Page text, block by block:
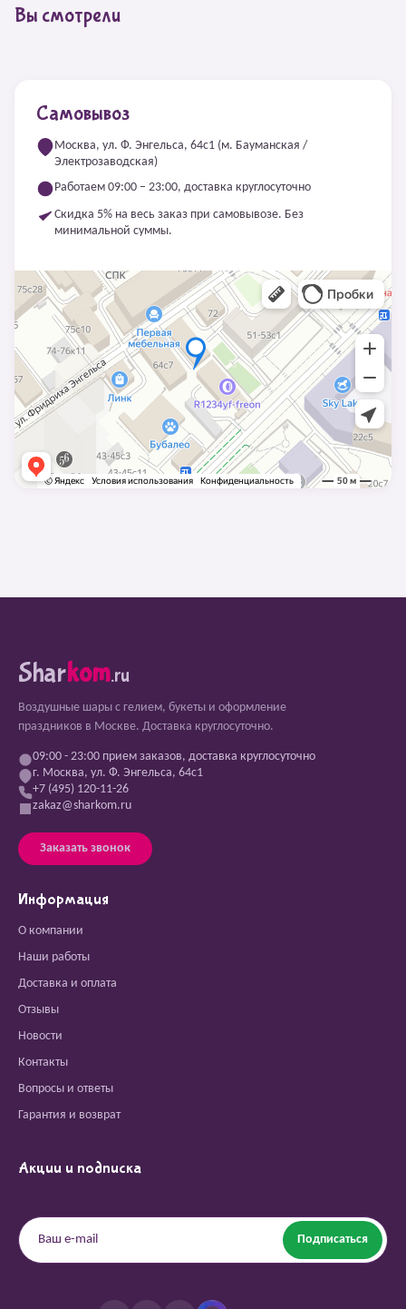
Вы смотрели
Самовывоз
Москва, ул. Ф. Энгельса, 64с1 (м. Бауманская /
Электрозаводская)
Работаем 09:00 – 23:00, доставка круглосуточно
Скидка 5% на весь заказ при самовывозе. Без
минимальной суммы.
Sharkom.ru
Воздушные шары с гелием, букеты и оформление
праздников в Москве. Доставка круглосуточно.
09:00 - 23:00 прием заказов, доставка круглосуточно
г. Москва, ул. Ф. Энгельса, 64с1
+7 (495) 120-11-26
zakaz@sharkom.ru
Заказать звонок
Информация
О компании
Наши работы
Доставка и оплата
Отзывы
Новости
Контакты
Вопросы и ответы
Гарантия и возврат
Акции и подписка
Подписаться